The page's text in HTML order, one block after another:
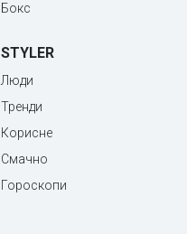
Бокс
STYLER
Люди
Тренди
Корисне
Смачно
Гороскопи